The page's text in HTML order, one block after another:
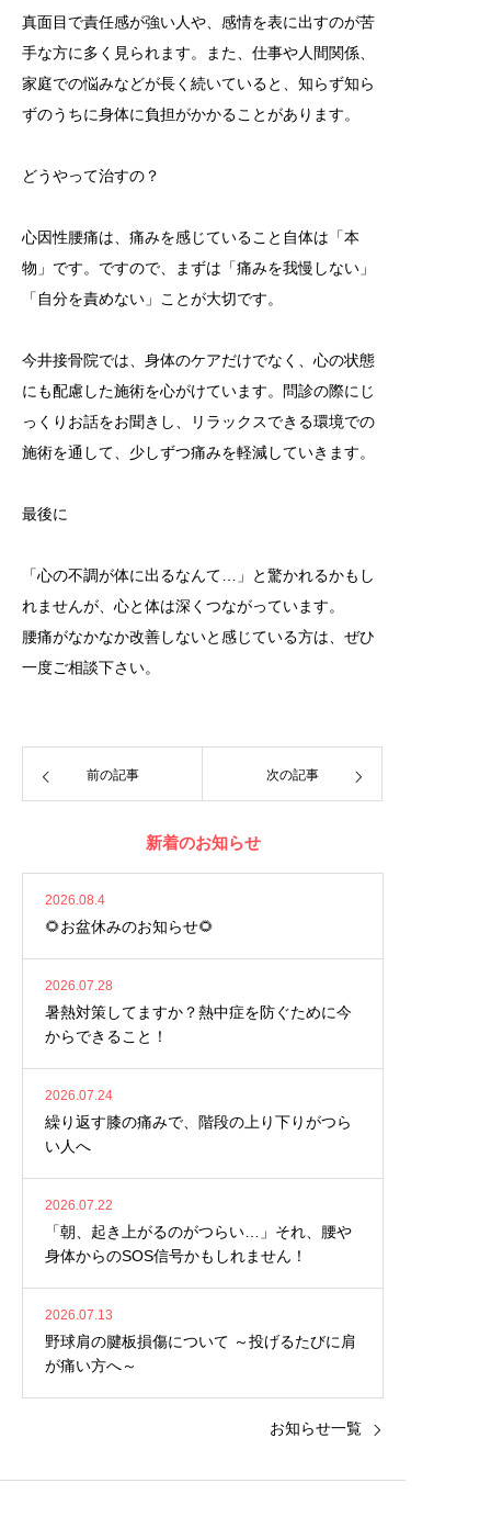
真面目で責任感が強い人や、感情を表に出すのが苦
手な方に多く見られます。また、仕事や人間関係、
家庭での悩みなどが長く続いていると、知らず知ら
ずのうちに身体に負担がかかることがあります。
どうやって治すの？
心因性腰痛は、痛みを感じていること自体は「本
物」です。ですので、まずは「痛みを我慢しない」
「自分を責めない」ことが大切です。
今井接骨院では、身体のケアだけでなく、心の状態
にも配慮した施術を心がけています。問診の際にじ
っくりお話をお聞きし、リラックスできる環境での
施術を通して、少しずつ痛みを軽減していきます。
最後に
「心の不調が体に出るなんて…」と驚かれるかもし
れませんが、心と体は深くつながっています。
腰痛がなかなか改善しないと感じている方は、ぜひ
一度ご相談下さい。
前の記事 次の記事
新着のお知らせ
2026.08.4
🌻お盆休みのお知らせ🌻
2026.07.28
暑熱対策してますか？熱中症を防ぐために今
からできること！
2026.07.24
繰り返す膝の痛みで、階段の上り下りがつら
い人へ
2026.07.22
「朝、起き上がるのがつらい…」それ、腰や
身体からのSOS信号かもしれません！
2026.07.13
野球肩の腱板損傷について ～投げるたびに肩
が痛い方へ～
お知らせ一覧